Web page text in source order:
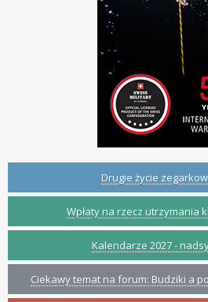
Drugie życie
Wpłaty na rzecz utrzymania
Kalendarze 2027 -
Ciekawy temat na forum: Budziki a